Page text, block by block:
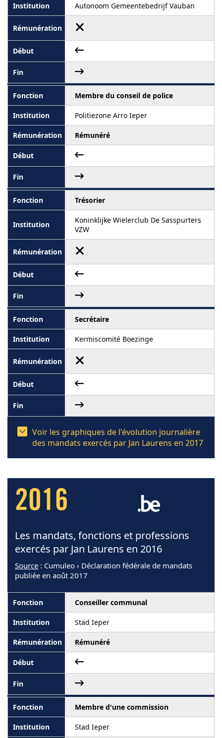
Autonoom Gemeentebedrijf Vauban
Membre du conseil de police
Politiezone Arro Ieper
Rémunéré
Trésorier
Koninklijke Wielerclub De Sasspurters
VZW
Secrétaire
Kermiscomité Boezinge
Voir les graphiques de l'évolution journalière
des mandats exercés par Jan Laurens en 2017
2016
Les mandats, fonctions et professions
exercés par Jan Laurens en 2016
Source : Cumuleo › Déclaration fédérale de mandats
publiée en août 2017
Conseiller communal
Stad Ieper
Rémunéré
Membre d'une commission
Stad Ieper